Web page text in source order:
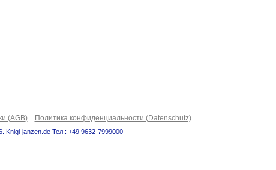
(AGB) Политика конфиденциальности (Datenschutz)
Knigi-janzen.de Тел.: +49 9632-7999000